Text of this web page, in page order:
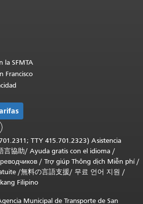
la SFMTA
Francisco
TTY 415.701.2323) Asistencia
言協助/ Ayuda gratis con el idioma /
/ Trợ giúp Thông dịch Miễn phí/
/無料の言語支援/ 무료 언어 지원 /
Filipino
Municipal de Transporte de San